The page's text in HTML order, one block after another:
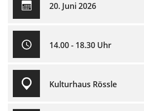
20. Juni 2026
14.00 - 18.30 Uhr
Kulturhaus Rössle